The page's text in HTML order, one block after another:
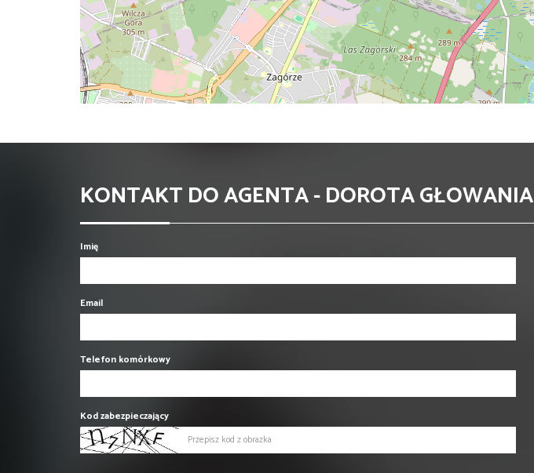
KONTAKT DO AGENTA - DOROTA GŁOWANIA
Imię
Email
Telefon komórkowy
Kod zabezpieczający